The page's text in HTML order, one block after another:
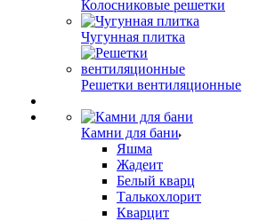
Колосниковые решетки
Чугунная плитка
Решетки вентиляционные
Камни для бани
Яшма
Жадеит
Белый кварц
Талькохлорит
Кварцит